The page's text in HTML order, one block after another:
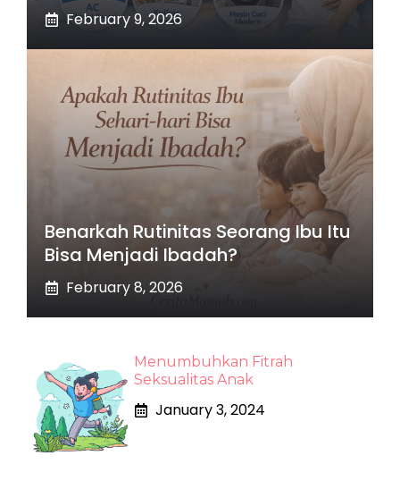
February 9, 2026
Benarkah Rutinitas Seorang Ibu Itu
Bisa Menjadi Ibadah?
February 8, 2026
Menumbuhkan Fitrah
Seksualitas Anak
January 3, 2024